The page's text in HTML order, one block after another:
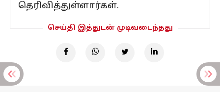
தெரிவித்துள்ளார்கள்.
செய்தி இத்துடன் முடிவடைந்தது